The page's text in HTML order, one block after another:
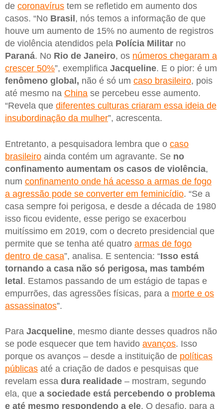
de coronavírus tem se refletido em aumento dos
casos. “No Brasil, nós temos a informação de que
houve um aumento de 15% no aumento de registros
de violência atendidos pela Polícia Militar no
Paraná. No Rio de Janeiro, os números chegaram a
crescer 50%”, exemplifica Jacqueline. E o pior: é um
fenômeno global, não é só um caso brasileiro, pois
até mesmo na China se percebeu esse aumento.
“Revela que diferentes culturas criaram essa ideia de
insubordinação da mulher”, acrescenta.
Entretanto, a pesquisadora lembra que o caso
brasileiro ainda contém um agravante. Se no
confinamento aumentam os casos de violência,
num confinamento onde há acesso a armas de fogo
a agressão pode se converter em feminicídio. “Se a
casa sempre foi perigosa, e desde a década de 1980
isso ficou evidente, esse perigo se exacerbou
muitíssimo em 2019, com o decreto presidencial que
permite que se tenha até quatro armas de fogo
dentro de casa”, analisa. E sentencia: “Isso está
tornando a casa não só perigosa, mas também
letal. Estamos passando de um estágio de tapas e
empurrões, das agressões físicas, para a morte e os
assassinatos”.
Para Jacqueline, mesmo diante desses quadros não
se pode esquecer que tem havido avanços. Isso
porque os avanços – desde a instituição de políticas
públicas até a criação de dados e pesquisas que
revelam essa dura realidade – mostram, segundo
ela, que a sociedade está percebendo o problema
e até mesmo respondendo a ele. O desafio, para a